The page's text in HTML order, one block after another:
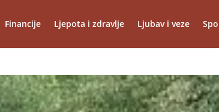
Financije Ljepota i zdravlje Ljubav i veze